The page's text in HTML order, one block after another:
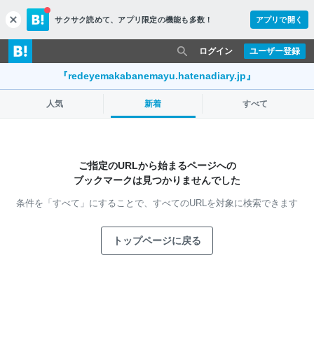
c
l
o
s
サクサク読めて、 アプリ限定の機能も多数！ アプリで開く
ユーザー登録
ログイン
『redeyemakabanemayu.hatenadiary.jp』
人気 新着 すべて
ご指定のURLから始まるページへの
ブックマークは見つかりませんでした
条件を「すべて」にすることで、 すべてのURLを対象に検索できます
トップページに戻る